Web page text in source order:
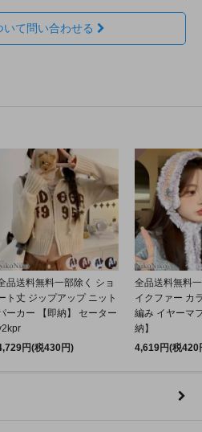
いて問い合わせる
品送料無料一部除く ショ
ト丈 ジップアップ ニット
ーカー 【即納】 セーター
円(税430円)
全品送料無料
イクファー カ
編み イヤーマ
納】
4,619円(税420